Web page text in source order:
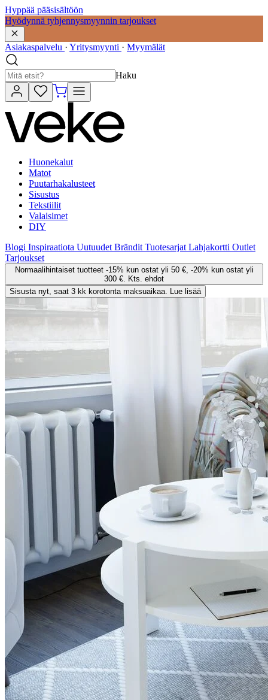
Hyppää pääsisältöön
Hyödynnä tyhjennysmyynnin tarjoukset
Asiakaspalvelu · Yritysmyynti · Myymälät
Haku
Huonekalut
Matot
Puutarhakalusteet
Sisustus
Tekstiilit
Valaisimet
DIY
Blogi Inspiraatiota Uutuudet Brändit Tuotesarjat Lahjakortti Outlet
Tarjoukset
Normaalihintaiset tuotteet -15% kun ostat yli 50 €, -20% kun ostat yli
300 €. Kts. ehdot
Sisusta nyt, saat 3 kk korotonta maksuaikaa. Lue lisää